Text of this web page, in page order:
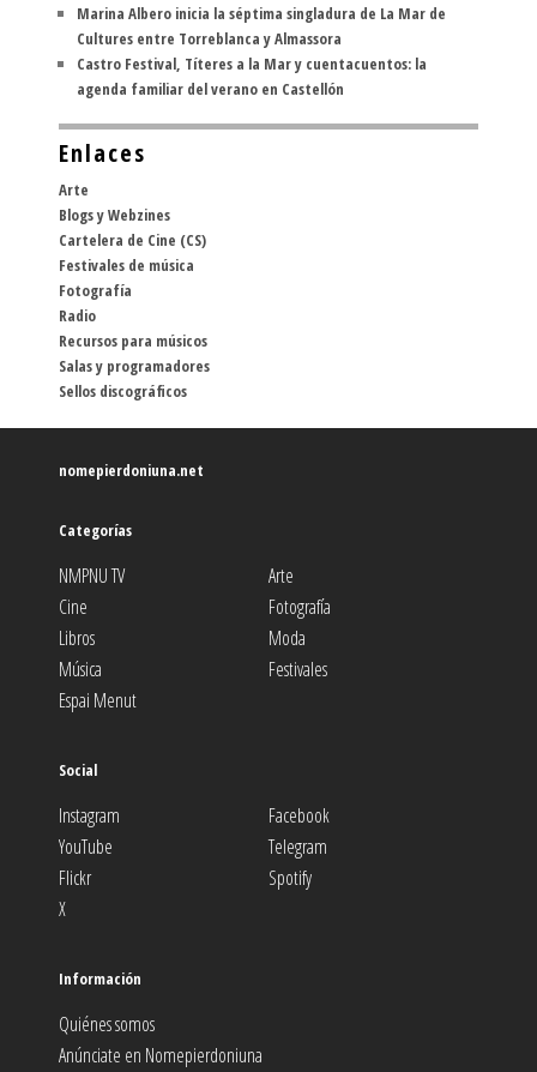
Marina Albero inicia la séptima singladura de La Mar de
Cultures entre Torreblanca y Almassora
Castro Festival, Títeres a la Mar y cuentacuentos: la
agenda familiar del verano en Castellón
Enlaces
Arte
Blogs y Webzines
Cartelera de Cine (CS)
Festivales de música
Fotografía
Radio
Recursos para músicos
Salas y programadores
Sellos discográficos
nomepierdoniuna.net
Categorías
NMPNU TV
Arte
Cine
Fotografía
Libros
Moda
Música
Festivales
Espai Menut
Social
Instagram
Facebook
YouTube
Telegram
Flickr
Spotify
X
Información
Quiénes somos
Anúnciate en Nomepierdoniuna